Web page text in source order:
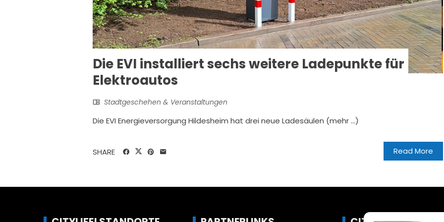
Die EVI installiert sechs weitere Ladepunkte für
Elektroautos
Stadtgeschehen & Veranstaltungen
Die EVI Energieversorgung Hildesheim hat drei neue Ladesäulen (mehr …)
Read More
SHARE